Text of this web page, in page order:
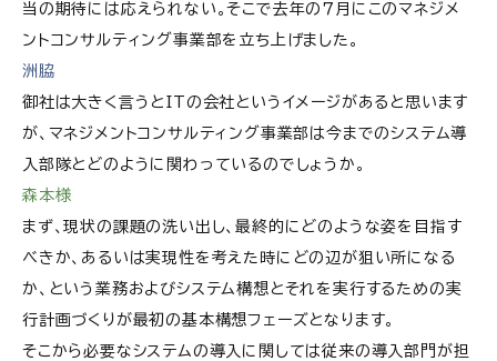
当の期待には応えられない。そこで去年の７月にこのマネジメ
ントコンサルティング事業部を立ち上げました。
洲脇
御社は大きく言うとITの会社というイメージがあると思います
が、マネジメントコンサルティング事業部は今までのシステム導
入部隊とどのように関わっているのでしょうか。
森本様
まず、現状の課題の洗い出し、最終的にどのような姿を目指す
べきか、あるいは実現性を考えた時にどの辺が狙い所になる
か、という業務およびシステム構想とそれを実行するための実
行計画づくりが最初の基本構想フェーズとなります。
そこから必要なシステムの導入に関しては従来の導入部門が担